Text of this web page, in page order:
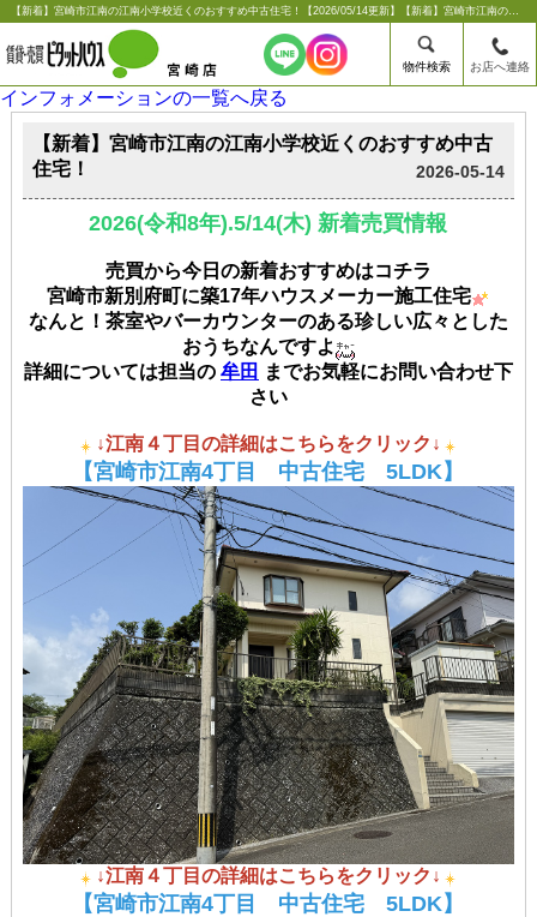
【新着】宮崎市江南の江南小学校近くのおすすめ中古住宅！【2026/05/14更新】【新着】宮崎市江南の江南小学校近くのおすすめ中古住宅！ |宮崎市の賃貸のことならシーエス不動産コンサルタンツ【ピタットハウス宮崎店】
物件検索 お店へ連絡
インフォメーションの一覧へ戻る
【新着】宮崎市江南の江南小学校近くのおすすめ中古
住宅！
2026-05-14
2026(令和8年).5/14(木) 新着売買情報
売買から今日の新着おすすめはコチラ
宮崎市新別府町に築17年ハウスメーカー施工住宅
なんと！茶室やバーカウンターのある珍しい広々とした
おうちなんですよ
詳細については担当の 牟田 までお気軽にお問い合わせ下
さい
↓江南４丁目の詳細はこちらをクリック↓
【宮崎市江南4丁目 中古住宅 5LDK】
↓江南４丁目の詳細はこちらをクリック↓
【宮崎市江南4丁目 中古住宅 5LDK】